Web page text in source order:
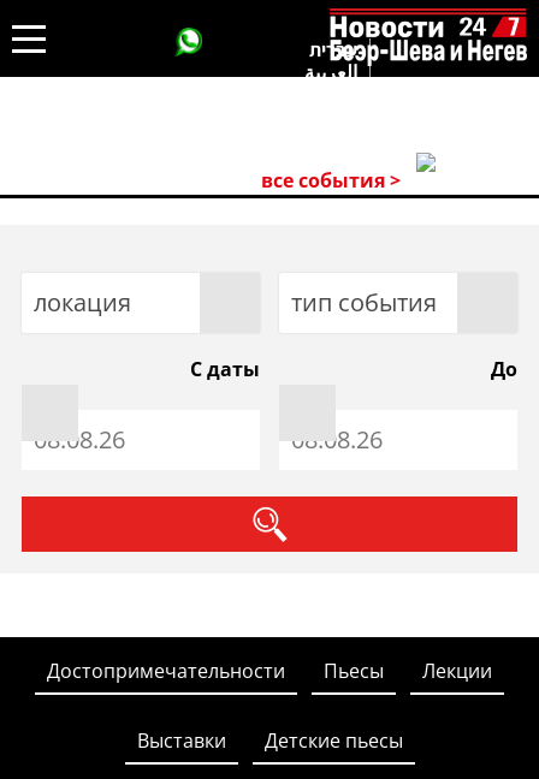
עברית
العربية
все события >
локация тип события
С даты До
Достопримечательности Пьесы Лекции
Выставки Детские пьесы